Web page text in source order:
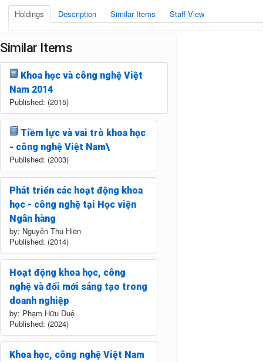
Holdings Description Similar Items Staff View
Similar Items
Khoa học và công nghệ Việt
Nam 2014
Published: (2015)
Tiềm lực và vai trò khoa học
- công nghệ Việt Nam\
Published: (2003)
Phát triển các hoạt động khoa
học - công nghệ tại Học viện
Ngân hàng
by: Nguyễn Thu Hiền
Published: (2014)
Hoạt động khoa học, công
nghệ và đổi mới sáng tạo trong
doanh nghiệp
by: Phạm Hữu Duệ
Published: (2024)
Khoa học, công nghệ Việt Nam